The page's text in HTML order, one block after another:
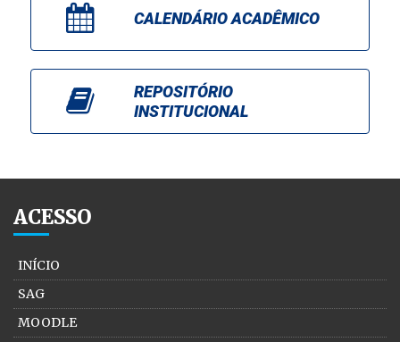
CALENDÁRIO ACADÊMICO
REPOSITÓRIO
INSTITUCIONAL
ACESSO
INÍCIO
SAG
MOODLE